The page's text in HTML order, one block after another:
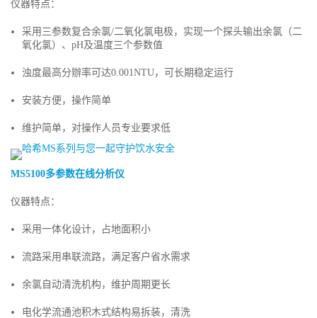
仪器特点：
采用三参数复合余氯/二氧化氯电极，实现一个探头输出余氯（二
氧化氯）、pH及温度三个参数值
浊度最高分辦率可达0.001NTU，可长期稳定运行
安装方便，操作简单
维护简单，对操作人员专业要求低
MS5100多参数在线分析仪
仪器特点：
采用一体化设计，占地面积小
流路采用串联流路，满足客户省水需求
余氯自动清洗机构，维护周期更长
电化学流通池积木式结构易拆装，清洗